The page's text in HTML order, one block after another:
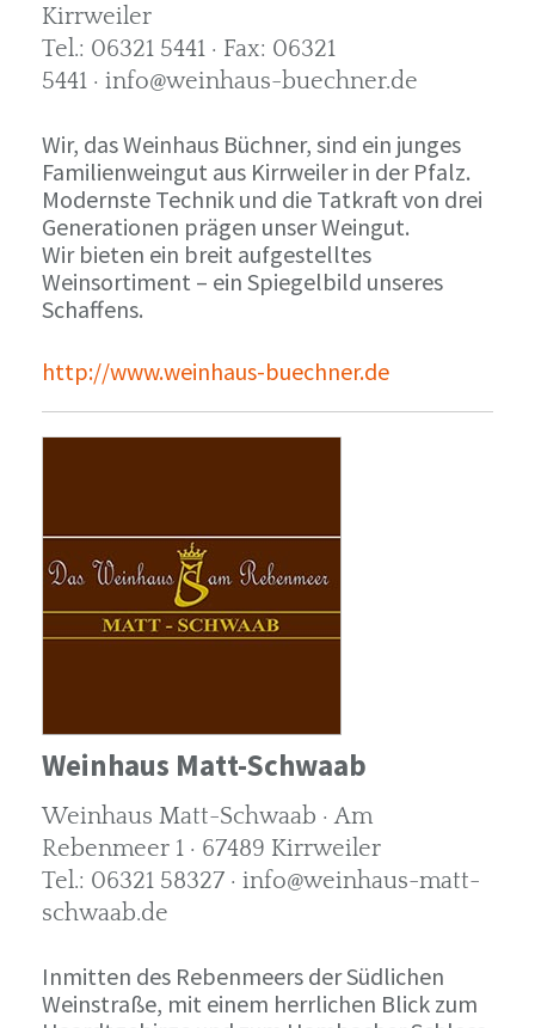
Kirrweiler
Tel.: 06321 5441 · Fax: 06321
5441 · info@weinhaus-buechner.de
Wir, das Weinhaus Büchner, sind ein junges
Familienweingut aus Kirrweiler in der Pfalz.
Modernste Technik und die Tatkraft von drei
Generationen prägen unser Weingut.
Wir bieten ein breit aufgestelltes
Weinsortiment – ein Spiegelbild unseres
Schaffens.
http://www.weinhaus-buechner.de
Weinhaus Matt-Schwaab
Weinhaus Matt-Schwaab · Am
Rebenmeer 1 · 67489 Kirrweiler
Tel.: 06321 58327 · info@weinhaus-matt-
schwaab.de
Inmitten des Rebenmeers der Südlichen
Weinstraße, mit einem herrlichen Blick zum